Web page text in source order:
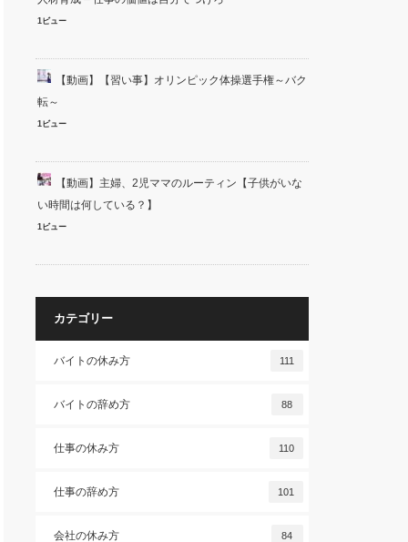
1ビュー
【動画】【習い事】オリンピック体操選手権～バク
転～
1ビュー
【動画】主婦、2児ママのルーティン【子供がいな
い時間は何している？】
1ビュー
カテゴリー
バイトの休み方 111
バイトの辞め方 88
仕事の休み方 110
仕事の辞め方 101
会社の休み方 84